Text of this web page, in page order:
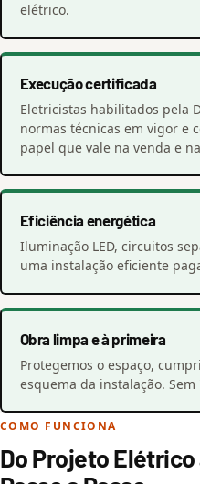
elétrico.
Execução certificada
Eletricistas habilitados pela
normas técnicas em vigor e
papel que vale na venda e
Eficiência energética
Iluminação LED, circuitos
uma instalação eficiente
Obra limpa e à primeira
Protegemos o espaço,
esquema da instalação.
COMO FUNCIONA
Do Projeto